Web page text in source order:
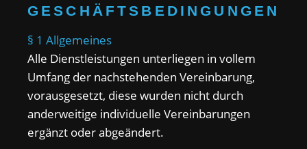
GESCHÄFTSBEDINGUNGEN
§ 1 Allgemeines
Alle Dienstleistungen unterliegen in vollem
Umfang der nachstehenden Vereinbarung,
vorausgesetzt, diese wurden nicht durch
anderweitige individuelle Vereinbarungen
ergänzt oder abgeändert.